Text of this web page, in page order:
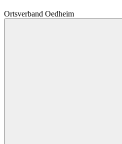
Ortsverband Oedheim